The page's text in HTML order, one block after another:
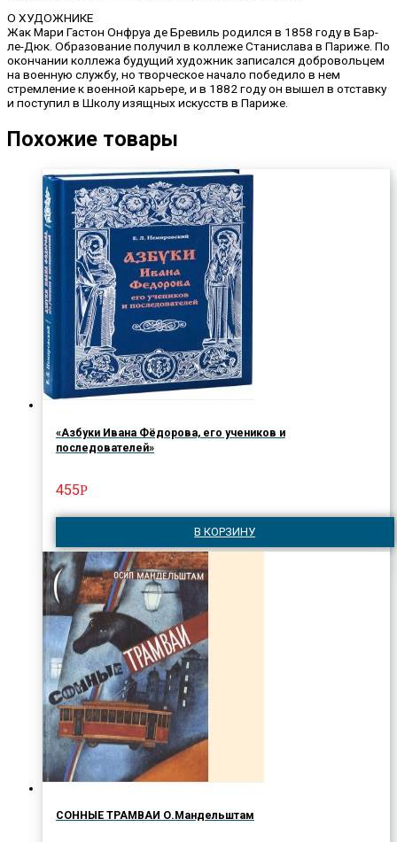
О ХУДОЖНИКЕ
Жак Мари Гастон Онфруа де Бревиль родился в 1858 году в Бар-
ле-Дюк. Образование получил в коллеже Станислава в Париже. По
окончании коллежа будущий художник записался добровольцем
на военную службу, но творческое начало победило в нем
стремление к военной карьере, и в 1882 году он вышел в отставку
и поступил в Школу изящных искусств в Париже.
Похожие товары
«Азбуки Ивана Фёдорова, его учеников и
последователей»
455Р
В КОРЗИНУ
СОННЫЕ ТРАМВАИ О.Мандельштам